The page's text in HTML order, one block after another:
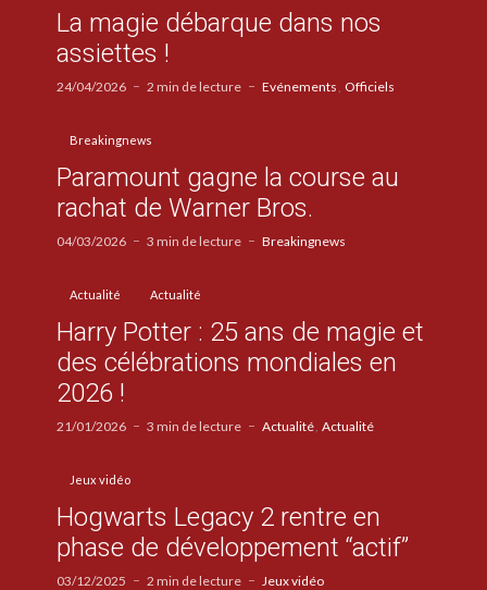
La magie débarque dans nos
assiettes !
24/04/2026 2 min de lecture Evénements Officiels
Breakingnews
Paramount gagne la course au
rachat de Warner Bros.
04/03/2026 3 min de lecture Breakingnews
Actualité Actualité
Harry Potter : 25 ans de magie et
des célébrations mondiales en
2026 !
21/01/2026 3 min de lecture Actualité Actualité
Jeux vidéo
Hogwarts Legacy 2 rentre en
phase de développement “actif”
03/12/2025 2 min de lecture Jeux vidéo